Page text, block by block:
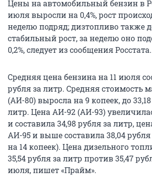
Цены на автомобильный бензин в
июля выросли на 0,4%, рост
неделю подряд; дизтопливо также
стабильный рост, за неделю оно
0,2%, следует из сообщения Росстата.
Средняя цена бензина на 11 июля
рубля за литр. Средняя стоимость
(АИ-80) выросла на 9 копеек, до
литр. Цена АИ-92 (АИ-93)
и составила 34,98 рубля за литр,
АИ-95 и выше составила 38,04 рубля
на 14 копеек). Цена дизельного
35,54 рубля за литр против 35,47
июля, пишет «Прайм».